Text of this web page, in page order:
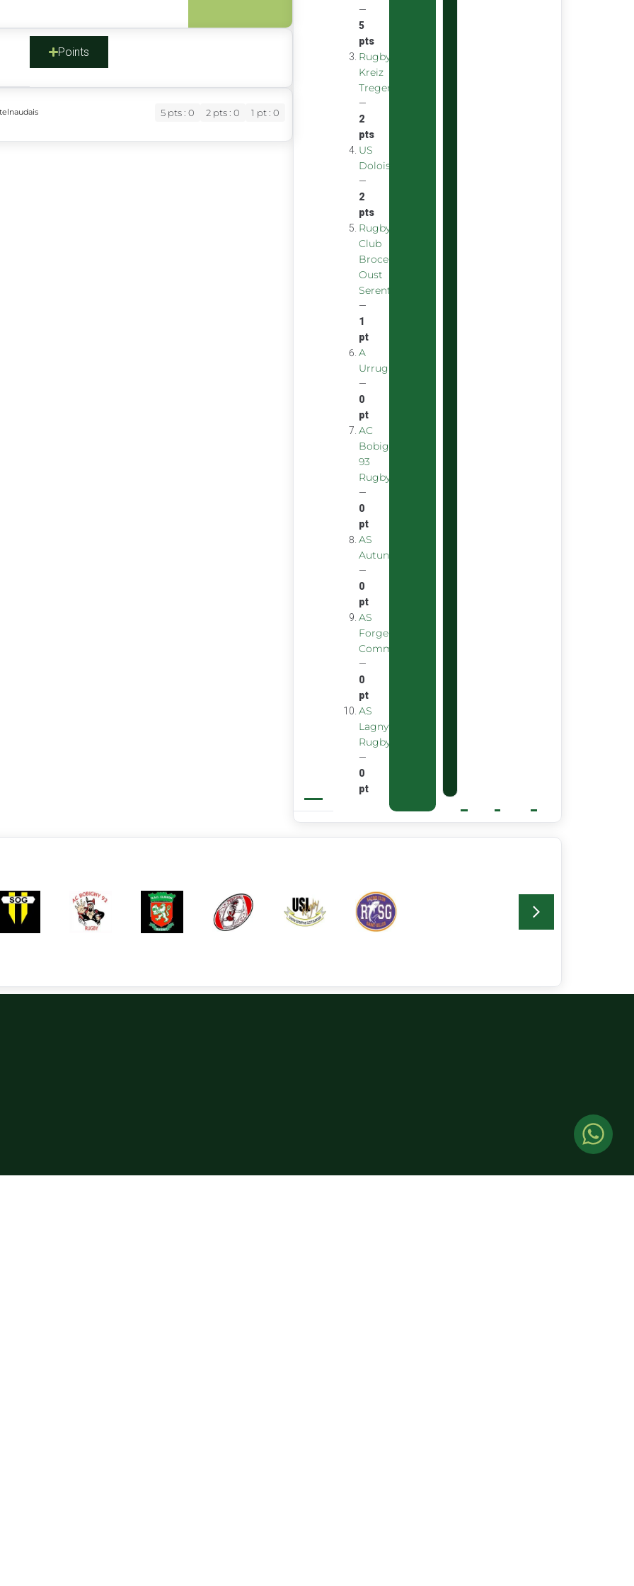
Points
5 pts : 0 2 pts : 0 1 pt : 0
—
5
pts
Rugby
Kreiz
Treger
—
2
pts
US
Doloise
—
2
pts
Rugby
Club
Broceliande
Oust
Serent
—
1
pt
A
Urrugnarrak
—
0
pt
AC
Bobigny
93
Rugby
—
0
pt
AS
Autunoise
—
0
pt
AS
Forgeron
Commentryens
—
0
pt
AS
Lagny
Rugby
—
0
pt